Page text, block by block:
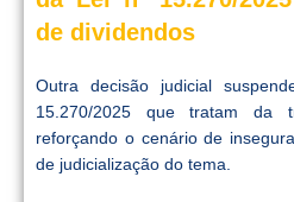
de dividendos
Outra decisão judicial
15.270/2025 que tratam da
reforçando o cenário de
de judicialização do tema.